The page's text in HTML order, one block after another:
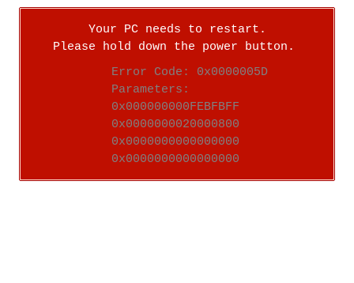
Your PC needs to restart.
Please hold down the power button.
Error Code: 0x0000005D
Parameters:
0x000000000FEBFBFF
0x0000000020000800
0x0000000000000000
0x0000000000000000